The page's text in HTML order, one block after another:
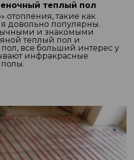
теплый пол
отопления, такие как
довольно популярны.
и знакомыми
теплый пол и
все больший интерес у
инфракрасные